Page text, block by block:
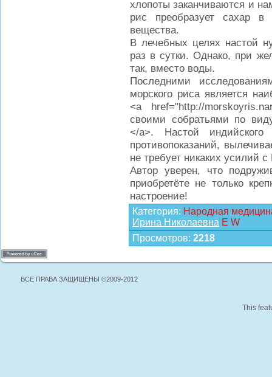
хлопоты заканчиваются и
рис преобразует сахар
вещества.
В лечебных целях настой
раз в сутки. Однако, при
так, вместо воды.
Последними
морского риса является
<a href="http://
своими собратьями по
</a>. Настой
противопоказаний,
не требует никаких усилий
Автор уверен, что
приобретёте не только
настроение!
Категория: Народная
Ирина Николаевна E W
Просмотров: 2218
ВСЕ ПРАВА ЗАЩИЩЕНЫ ©2009-2012
This